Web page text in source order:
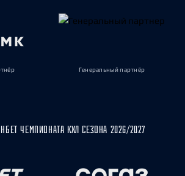
Генеральный партнёр
ЧЕМПИОНАТА КХЛ СЕЗОНА 2026/2027